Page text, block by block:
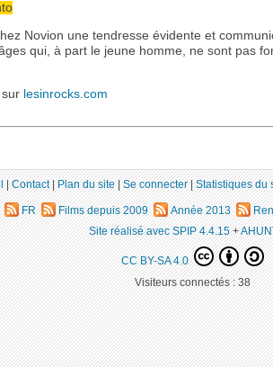
Novion une tendresse évidente et
qui, à part le jeune homme, ne sont pas
sur lesinrocks.com
|Contact|Plan du site|Se connecter|Statistiques du
FR Films depuis 2009 Année 2013
Site réalisé avec SPIP 4.4.15+
CC BY-SA 4.0
Visiteurs connectés :38